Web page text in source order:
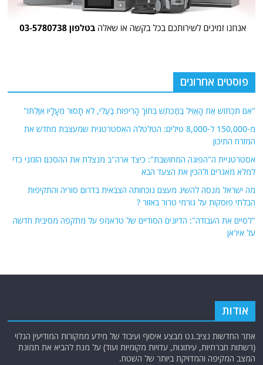
פוסטים אחרונים
"אִם תִּכְתּוֹשׁ אֶת הָאֱוִיל בַּמַּכְתֵּשׁ בְּתוֹךְ הָרִיפוֹת בַּעֱלִי, לֹא תָסוּר מֵעָלָיו אִוַּלְתּוֹ"
מ-150,000 ל-8,000 טילים: הטלטלה האסטרטגית שמעצבת מחדש את
המזרח התיכון
אסטרטגיית ה"הפוגה המחושבת": כיצד ארה"ב מנצלת את ההסכם הזמני כדי
למלא מאגרים ולהכין את הצעד הבא
מה ישראל מנסה להשיג מעצם נוכחותה הצבאית בדרום סוריה והתקיפות
הבלתי פוסקות על גורמי טרור באזור ?
"לסיים את העבודה": הדיונים הסודיים של טראמפ על מתקפה מסיבית חדשה
על איראן
אודות
אתר החדשות נציב.נט מבצע איסוף ועיבוד של מידע ממקורות המודיעין הגלוי
(רשתות חברתיות, עיתונות, עדויות מקומיות ועוד) על מנת להביא את תמונת
המצב המקיפה והמדויקת ביותר של השטח.